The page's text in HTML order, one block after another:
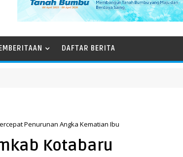
DAFTAR BERITA
Pembangunan Tanah Bumbu
Penurunan Angka Kematian Ibu
Kotabaru